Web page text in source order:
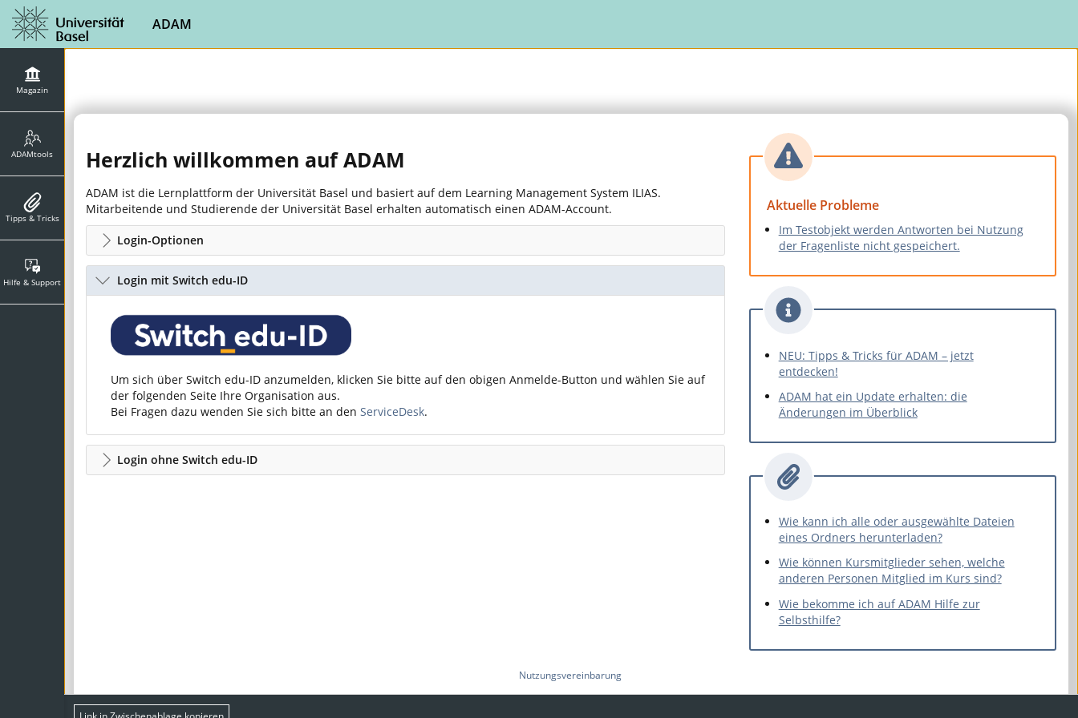
ADAM
Magazin
ADAMtools
Tipps & Tricks
Hilfe & Support
Herzlich willkommen auf ADAM
ADAM ist die Lernplattform der Universität Basel und basiert auf dem Learning Management System ILIAS.
Mitarbeitende und Studierende der Universität Basel erhalten automatisch einen ADAM-Account.
Login-Optionen
Login mit Switch edu-ID
Um sich über Switch edu-ID anzumelden, klicken Sie bitte auf den obigen Anmelde-Button und wählen Sie auf
der folgenden Seite Ihre Organisation aus.
Bei Fragen dazu wenden Sie sich bitte an den ServiceDesk.
Login ohne Switch edu-ID
Aktuelle Probleme
Im Testobjekt werden Antworten bei Nutzung
der Fragenliste nicht gespeichert.
NEU: Tipps & Tricks für ADAM – jetzt
entdecken!
ADAM hat ein Update erhalten: die
Änderungen im Überblick
Wie kann ich alle oder ausgewählte Dateien
eines Ordners herunterladen?
Wie können Kursmitglieder sehen, welche
anderen Personen Mitglied im Kurs sind?
Wie bekomme ich auf ADAM Hilfe zur
Selbsthilfe?
Nutzungsvereinbarung